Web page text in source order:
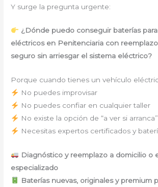
Y surge la pregunta urgente:
¿Dónde puedo conseguir baterías
eléctricos en Penitenciaria con
seguro sin arriesgar el sistema eléctrico?
Porque cuando tienes un vehículo
No puedes improvisar
No puedes confiar en cualquier taller
No existe la opción de “a ver si arranca”
Necesitas expertos certificados y
Diagnóstico y reemplazo a domicilio o
especializado
Baterías nuevas, originales y premium